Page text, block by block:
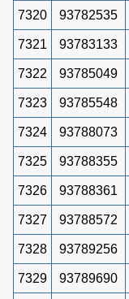
7320 93782535
7321 93783133
7322 93785049
7323 93785548
7324 93788073
7325 93788355
7326 93788361
7327 93788572
7328 93789256
7329 93789690